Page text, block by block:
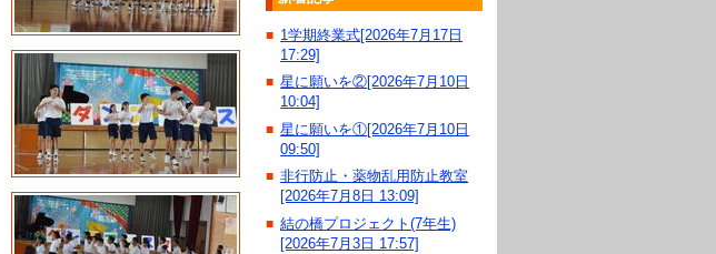
■ 1学期終業式[2026年7月17日
17:29]
■ 星に願いを②[2026年7月10日
10:04]
■ 星に願いを①[2026年7月10日
09:50]
■ 非行防止・薬物乱用防止教室
[2026年7月8日 13:09]
■ 結の橋プロジェクト(7年生)
[2026年7月3日 17:57]